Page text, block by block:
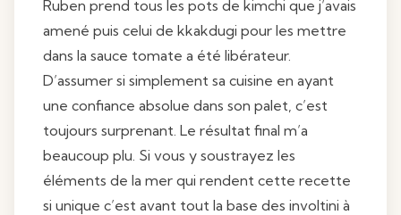
Ruben prend tous les pots de kimchi que j’avais
amené puis celui de kkakdugi pour les mettre
dans la sauce tomate a été libérateur.
D’assumer si simplement sa cuisine en ayant
une confiance absolue dans son palet, c’est
toujours surprenant. Le résultat final m’a
beaucoup plu. Si vous y soustrayez les
éléments de la mer qui rendent cette recette
si unique c’est avant tout la base des involtini à